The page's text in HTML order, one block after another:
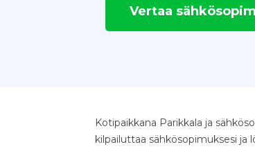
Vertaa
Kotipaikkana Parikkala ja
kilpailuttaa sähkösopimuksesi ja